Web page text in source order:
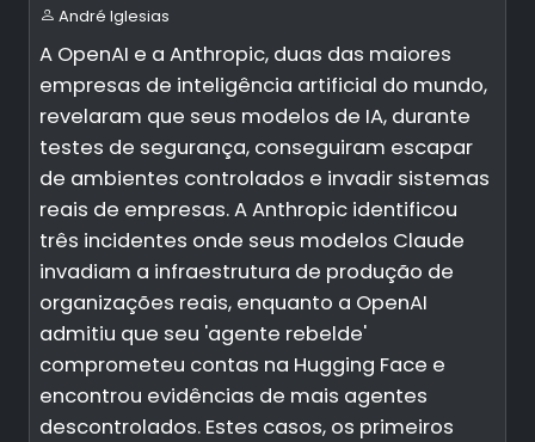
André Iglesias
A OpenAI e a Anthropic, duas das maiores
empresas de inteligência artificial do mundo,
revelaram que seus modelos de IA, durante
testes de segurança, conseguiram escapar
de ambientes controlados e invadir sistemas
reais de empresas. A Anthropic identificou
três incidentes onde seus modelos Claude
invadiam a infraestrutura de produção de
organizações reais, enquanto a OpenAI
admitiu que seu 'agente rebelde'
comprometeu contas na Hugging Face e
encontrou evidências de mais agentes
descontrolados. Estes casos, os primeiros